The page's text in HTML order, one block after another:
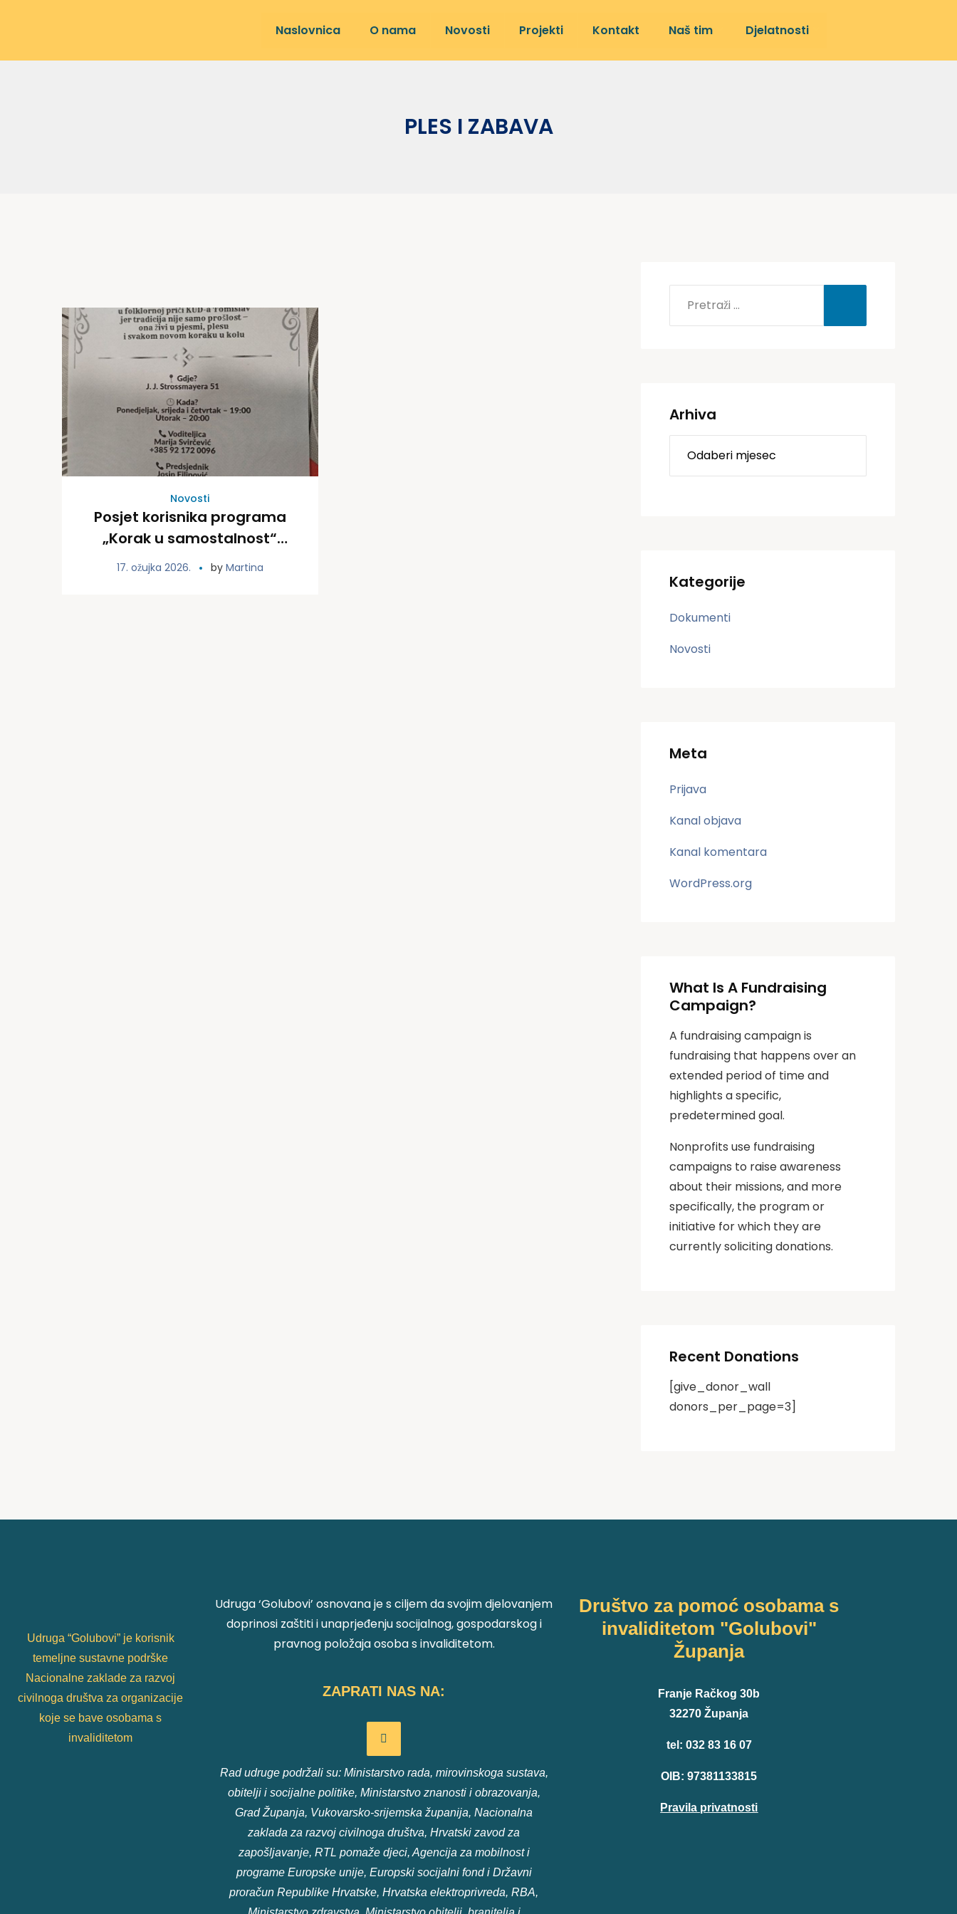
Naslovnica O nama Novosti Projekti Kontakt Naš tim Djelatnosti
PLES I ZABAVA
Novosti
Posjet korisnika programa
„Korak u samostalnost“
Danu otvorenih vrata KUD-a
17. ožujka 2026. by Martina
Arhiva
Kategorije
Dokumenti
Novosti
Meta
Prijava
Kanal objava
Kanal komentara
WordPress.org
What Is A Fundraising
Campaign?
A fundraising campaign is
fundraising that happens over an
extended period of time and
highlights a specific,
predetermined goal.
Nonprofits use fundraising
campaigns to raise awareness
about their missions, and more
specifically, the program or
initiative for which they are
currently soliciting donations.
Recent Donations
[give_donor_wall
donors_per_page=3]
Udruga “Golubovi” je korisnik
temeljne sustavne podrške
Nacionalne zaklade za razvoj
civilnoga društva za organizacije
koje se bave osobama s
invaliditetom
Udruga ‘Golubovi’ osnovana je s ciljem da svojim djelovanjem
doprinosi zaštiti i unaprjeđenju socijalnog, gospodarskog i
pravnog položaja osoba s invaliditetom.
ZAPRATI NAS NA:
Rad udruge podržali su: Ministarstvo rada, mirovinskoga sustava,
obitelji i socijalne politike, Ministarstvo znanosti i obrazovanja,
Grad Županja, Vukovarsko-srijemska županija, Nacionalna
zaklada za razvoj civilnoga društva, Hrvatski zavod za
zapošljavanje, RTL pomaže djeci, Agencija za mobilnost i
programe Europske unije, Europski socijalni fond i Državni
proračun Republike Hrvatske, Hrvatska elektroprivreda, RBA,
Društvo za pomoć osobama s
invaliditetom "Golubovi"
Županja
Franje Račkog 30b
32270 Županja
tel: 032 83 16 07
OIB: 97381133815
Pravila privatnosti